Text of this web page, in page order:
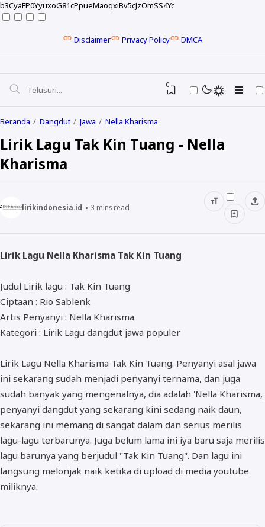
b3CyaFP0YyuxoG81cPpueMaoqxiBv5cJzOmSS4Yc
Disclaimer Privacy Policy DMCA
RELIGI RAMADHAN
NISA SABYAN
0
Beranda Dangdut Jawa Nella Kharisma
Lirik Lagu Tak Kin Tuang - Nella
Kharisma
lirikindonesia.id 3 mins read
Lirik Lagu Nella Kharisma Tak Kin Tuang
Judul Lirik lagu : Tak Kin Tuang
Ciptaan : Rio Sablenk
Artis Penyanyi : Nella Kharisma
Kategori : Lirik Lagu dangdut jawa populer
Lirik Lagu Nella Kharisma Tak Kin Tuang. Penyanyi asal jawa
ini sekarang sudah menjadi penyanyi ternama, dan juga
sudah banyak yang mengenalnya, dia adalah 'Nella Kharisma,
penyanyi dangdut yang sekarang kini sedang naik daun,
sekarang ini memang di sangat dalam dan serius merilis
lagu-lagu terbarunya. Juga belum lama ini iya baru saja merilis
lagu barunya yang berjudul "Tak Kin Tuang". Dan lagu ini
langsung melonjak naik ketika di upload di media youtube
miliknya.